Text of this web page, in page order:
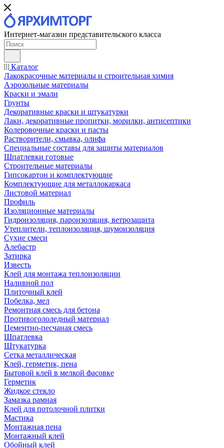
Интернет-магазин представительского класса
Каталог
Лакокрасочные материалы и строительная химия
Аэрозольные материалы
Краски и эмали
Грунты
Декоративные краски и штукатурки
Лаки, декоративные пропитки, морилки, антисептики
Колеровочные краски и пасты
Растворители, смывка, олифа
Специальные составы для защиты материалов
Шпатлевки готовые
Строительные материалы
Гипсокартон и комплектующие
Комплектующие для металлокаркаса
Листовой материал
Профиль
Изоляционные материалы
Гидроизоляция, пароизоляция, ветрозащита
Утеплители, теплоизоляция, шумоизоляция
Сухие смеси
Алебастр
Затирка
Известь
Клей для монтажа теплоизоляции
Наливной пол
Плиточный клей
Побелка, мел
Ремонтная смесь для бетона
Противогололедный материал
Цементно-песчаная смесь
Шпатлевка
Штукатурка
Сетка металлическая
Клей, герметик, пена
Бытовой клей в мелкой фасовке
Герметик
Жидкое стекло
Замазка рамная
Клей для потолочной плитки
Мастика
Монтажная пена
Монтажный клей
Обойный клей